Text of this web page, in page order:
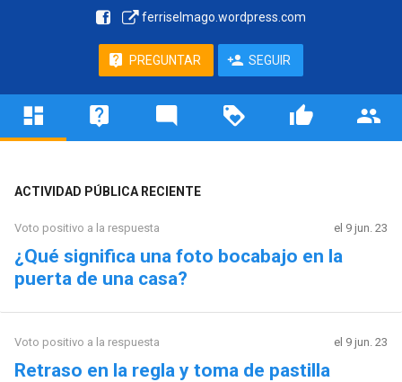
ferriselmago.wordpress.com
PREGUNTAR SEGUIR
ACTIVIDAD PÚBLICA RECIENTE
Voto positivo a la respuesta el 9 jun. 23
¿Qué significa una foto bocabajo en la
puerta de una casa?
Voto positivo a la respuesta el 9 jun. 23
Retraso en la regla y toma de pastilla